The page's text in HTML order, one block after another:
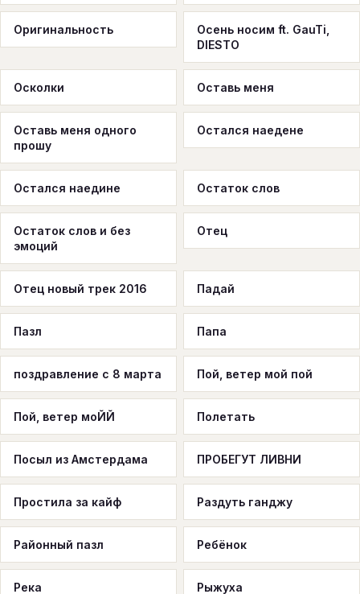
Оригинальность
Осень носим ft. GauTi,
DIESTO
Осколки Оставь меня
Оставь меня одного
прошу
Остался наедене
Остался наедине Остаток слов
Остаток слов и без
эмоций
Отец
Отец новый трек 2016 Падай
Пазл Папа
поздравление с 8 марта Пой, ветер мой пой
Пой, ветер моЙЙ Полетать
Посыл из Амстердама ПРОБЕГУТ ЛИВНИ
Простила за кайф Раздуть ганджу
Районный пазл Ребёнок
Река Рыжуха